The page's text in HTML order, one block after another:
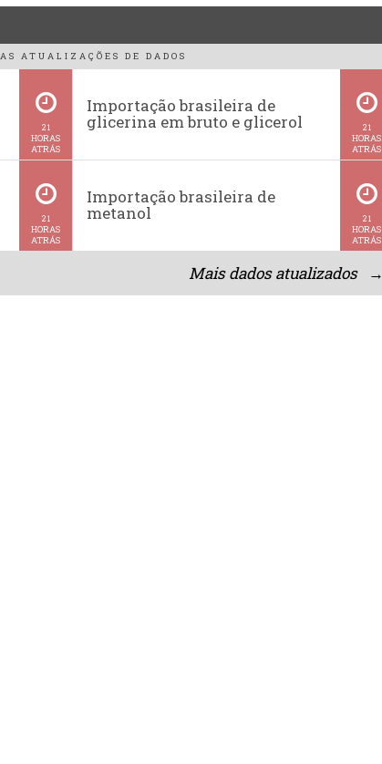
ATUALIZAÇÕES DE DADOS
21
HORAS
ATRÁS
Importação brasileira de
glicerina em bruto e glicerol
21
HORAS
ATRÁS
21
HORAS
ATRÁS
Importação brasileira de
metanol
21
HORAS
ATRÁS
Mais dados atualizados →